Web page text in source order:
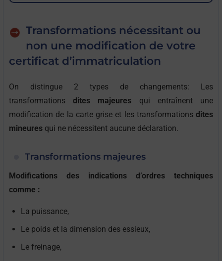
Transformations nécessitant ou
non une modification de votre
certificat d’immatriculation
On distingue 2 types de changements: Les
transformationsdites majeures qui entraînent une
modification de la carte grise et les transformations dites
mineures qui ne nécessitent aucune déclaration.
Transformations majeures
Modifications des indications d’ordres techniques
comme :
La puissance,
Le poids et la dimension des essieux,
Le freinage,